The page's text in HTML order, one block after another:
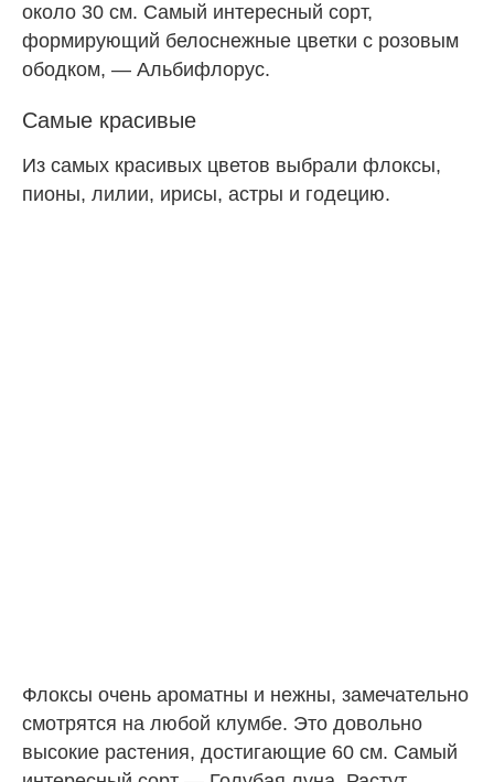
около 30 см. Самый интересный сорт,
формирующий белоснежные цветки с розовым
ободком, — Альбифлорус.
Самые красивые
Из самых красивых цветов выбрали флоксы,
пионы, лилии, ирисы, астры и годецию.
Флоксы очень ароматны и нежны, замечательно
смотрятся на любой клумбе. Это довольно
высокие растения, достигающие 60 см. Самый